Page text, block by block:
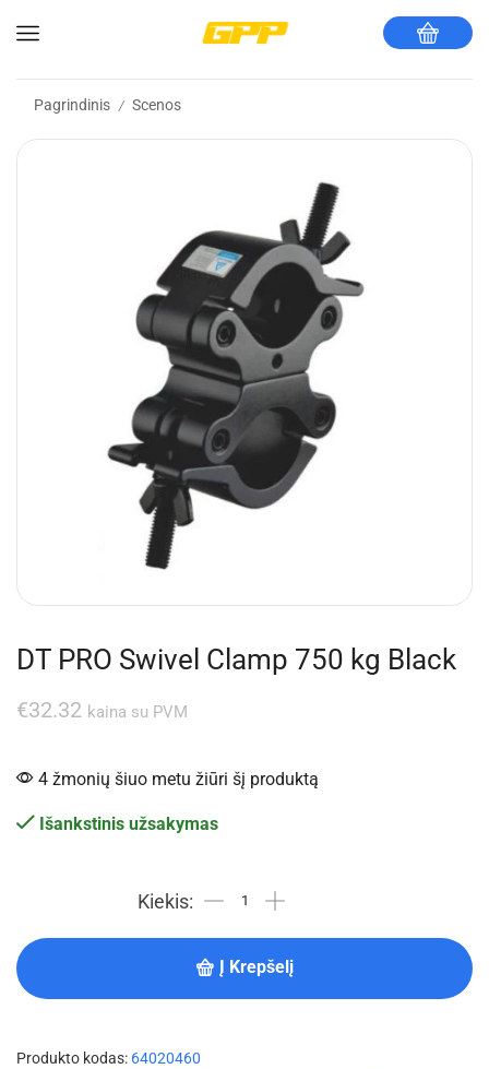
Pagrindinis / Scenos
DT PRO Swivel Clamp 750 kg Black
€32.32 kaina su PVM
4 žmonių šiuo metu žiūri šį produktą
Išankstinis užsakymas
Į Krepšelį
Produkto kodas: 64020460